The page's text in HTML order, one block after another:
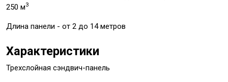
250 м3
Длина панели - от 2 до 14 метров
Характеристики
Трехслойная сэндвич-панель